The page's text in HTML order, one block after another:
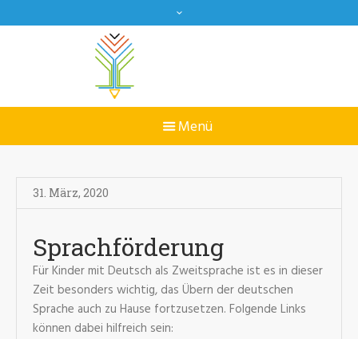
31. März, 2020
Sprachförderung
Für Kinder mit Deutsch als Zweitsprache ist es in dieser
Zeit besonders wichtig, das Übern der deutschen
Sprache auch zu Hause fortzusetzen. Folgende Links
können dabei hilfreich sein: